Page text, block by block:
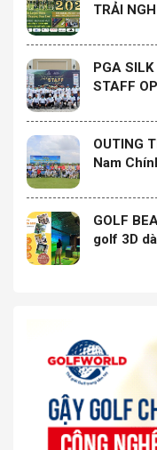
TRẢI
PGA
STAFF
OUTING
Nam
Chấp
GOLF
golf 3D